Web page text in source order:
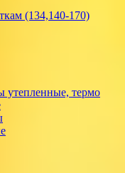
(134,140-170)
утепленные, термо